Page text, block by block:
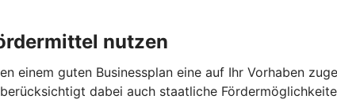
nutzen
einem guten Businessplan eine auf Ihr Vorhaben
dabei auch staatliche